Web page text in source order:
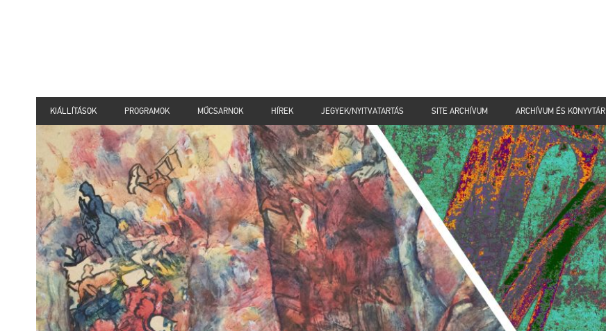
KIÁLLÍTÁSOK PROGRAMOK MŰCSARNOK HÍREK JEGYEK/NYITVATARTÁS SITE ARCHÍVUM ARCHÍVUM ÉS KÖNYVTÁR